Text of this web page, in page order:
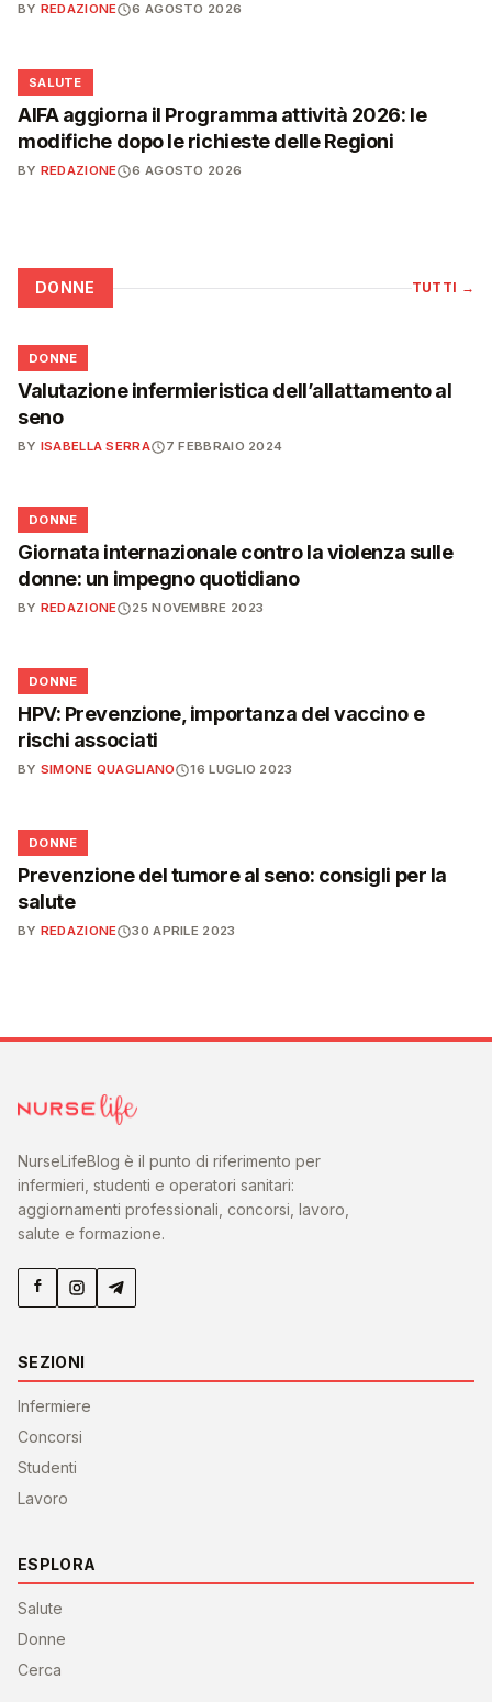
BY REDAZIONE 6 AGOSTO 2026
❤️
SALUTE
AIFA aggiorna il Programma attività 2026: le
modifiche dopo le richieste delle Regioni
BY REDAZIONE 6 AGOSTO 2026
DONNE TUTTI →
🌸
DONNE
Valutazione infermieristica dell’allattamento al
seno
BY ISABELLA SERRA 7 FEBBRAIO 2024
🌸
DONNE
Giornata internazionale contro la violenza sulle
donne: un impegno quotidiano
BY REDAZIONE 25 NOVEMBRE 2023
🌸
DONNE
HPV: Prevenzione, importanza del vaccino e
rischi associati
BY SIMONE QUAGLIANO 16 LUGLIO 2023
🌸
DONNE
Prevenzione del tumore al seno: consigli per la
salute
BY REDAZIONE 30 APRILE 2023
NurseLifeBlog è il punto di riferimento per
infermieri, studenti e operatori sanitari:
aggiornamenti professionali, concorsi, lavoro,
salute e formazione.
SEZIONI
Infermiere
Concorsi
Studenti
Lavoro
ESPLORA
Salute
Donne
Cerca